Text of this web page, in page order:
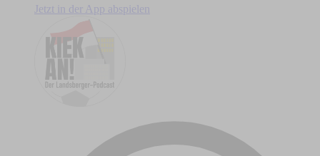
Jetzt in der App abspielen